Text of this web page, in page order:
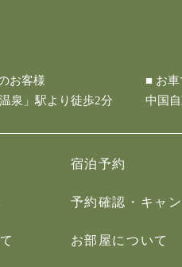
お客様
泉」駅より徒歩2分
■ お
中国
宿泊予約
予約確認・キャ
お部屋について